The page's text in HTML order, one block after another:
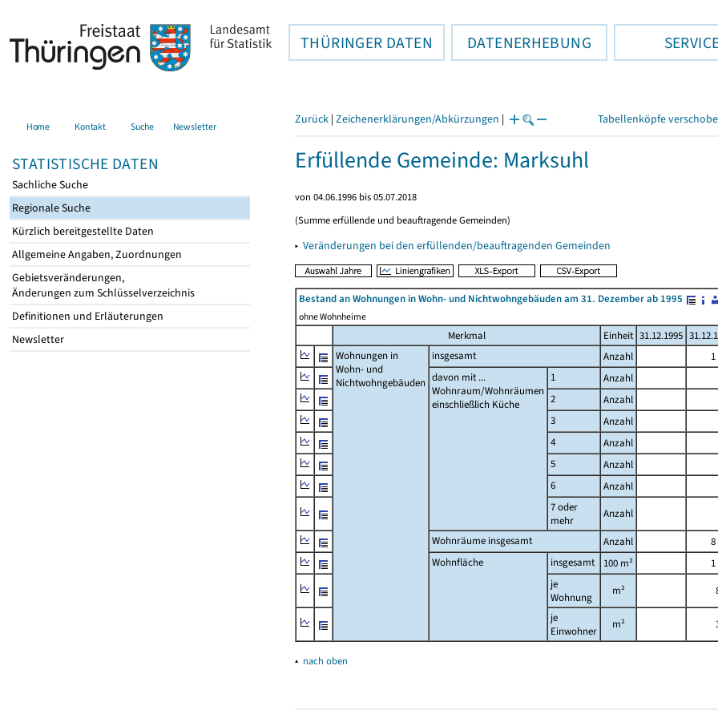
THÜRINGER DATEN DATENERHEBUNG
Home Kontakt Suche Newsletter
STATISTISCHE DATEN
Sachliche Suche
Regionale Suche
Kürzlich bereitgestellte Daten
Allgemeine Angaben, Zuordnungen
Gebietsveränderungen,
Änderungen zum Schlüsselverzeichnis
Definitionen und Erläuterungen
Newsletter
Zurück | Zeichenerklärungen/Abkürzungen | Tabellenköpfe
Erfüllende Gemeinde: Marksuhl
von 04.06.1996 bis 05.07.2018
(Summe erfüllende und beauftragende Gemeinden)
▸ Veränderungen bei den erfüllenden/beauftragenden Gemeinden
Bestand an Wohnungen in Wohn- und Nichtwohngebäuden am 31. Dezember ab 1995
ohne Wohnheime
Merkmal Einheit 31.12.1995
Wohnungen in
Wohn- und
Nichtwohngebäuden
insgesamt Anzahl
davon mit ...
Wohnraum/Wohnräumen
einschließlich Küche
1 Anzahl
2
Anzahl
3
Anzahl
4
Anzahl
5
Anzahl
6
Anzahl
7 oder
mehr
Anzahl
Wohnräume insgesamt
Anzahl 8
Wohnfläche
insgesamt 100 m²
je
Wohnung
m²
je
Einwohner
m²
▴ nach oben